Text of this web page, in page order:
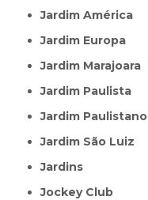
Jardim América
Jardim Europa
Jardim Marajoara
Jardim Paulista
Jardim Paulistano
Jardim São Luiz
Jardins
Jockey Club